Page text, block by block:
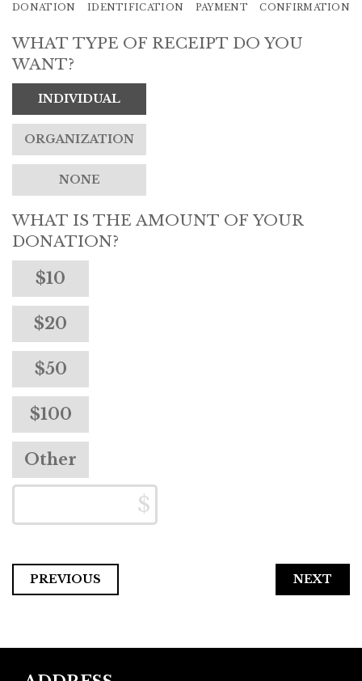
DONATION IDENTIFICATION PAYMENT CONFIRMATION
WHAT TYPE OF RECEIPT DO YOU
WANT?
INDIVIDUAL
ORGANIZATION
NONE
WHAT IS THE AMOUNT OF YOUR
DONATION?
$10
$20
$50
$100
Other
PREVIOUS